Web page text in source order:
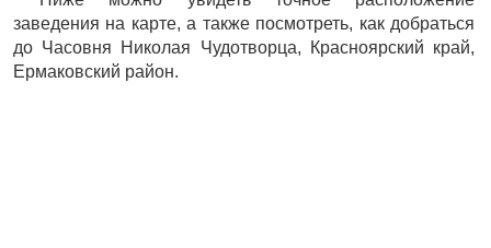
заведения на карте, а также посмотреть, как добраться
до Часовня Николая Чудотворца, Красноярский край,
Ермаковский район.